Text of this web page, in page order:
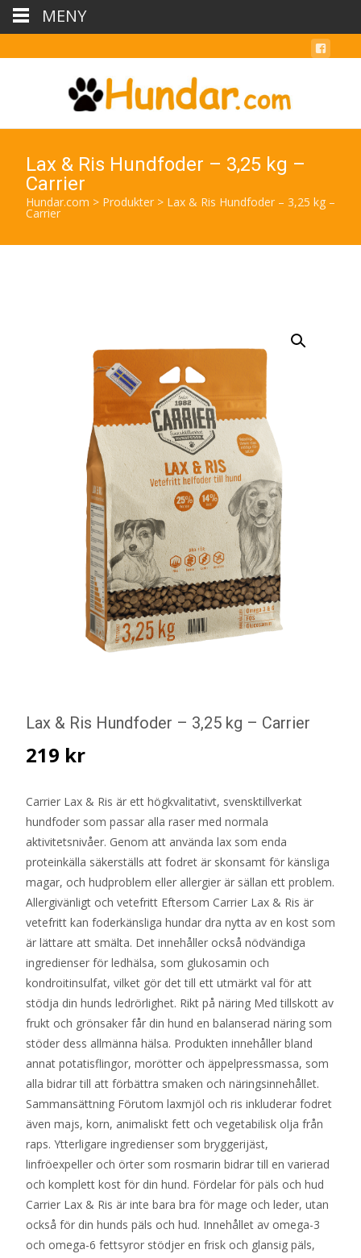
Lax & Ris Hundfoder – 3,25 kg –
Carrier
Hundar.com > Produkter > Lax & Ris Hundfoder – 3,25 kg –
Carrier
Lax & Ris Hundfoder – 3,25 kg – Carrier
219 kr
Carrier Lax & Ris är ett högkvalitativt, svensktillverkat
hundfoder som passar alla raser med normala
aktivitetsnivåer. Genom att använda lax som enda
proteinkälla säkerställs att fodret är skonsamt för känsliga
magar, och hudproblem eller allergier är sällan ett problem.
Allergivänligt och vetefritt Eftersom Carrier Lax & Ris är
vetefritt kan foderkänsliga hundar dra nytta av en kost som
är lättare att smälta. Det innehåller också nödvändiga
ingredienser för ledhälsa, som glukosamin och
kondroitinsulfat, vilket gör det till ett utmärkt val för att
stödja din hunds ledrörlighet. Rikt på näring Med tillskott av
frukt och grönsaker får din hund en balanserad näring som
stöder dess allmänna hälsa. Produkten innehåller bland
annat potatisflingor, morötter och äppelpressmassa, som
alla bidrar till att förbättra smaken och näringsinnehållet.
Sammansättning Förutom laxmjöl och ris inkluderar fodret
även majs, korn, animaliskt fett och vegetabilisk olja från
raps. Ytterligare ingredienser som bryggerijäst,
linfröexpeller och örter som rosmarin bidrar till en varierad
och komplett kost för din hund. Fördelar för päls och hud
Carrier Lax & Ris är inte bara bra för mage och leder, utan
också för din hunds päls och hud. Innehållet av omega-3
och omega-6 fettsyror stödjer en frisk och glansig päls,
MENY